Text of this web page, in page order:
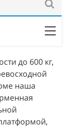
до 600 кг,
наша